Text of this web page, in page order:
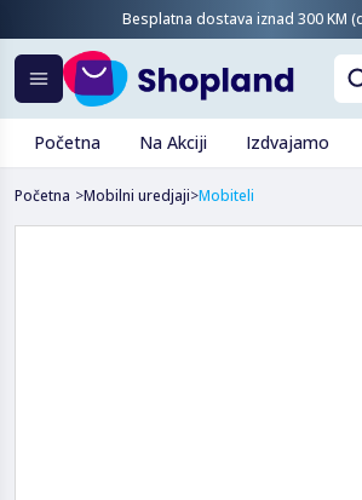
Besplatna dostava iznad 300 KM
Početna Na Akciji Izdvajamo
Početna >Mobilni uredjaji>Mobiteli